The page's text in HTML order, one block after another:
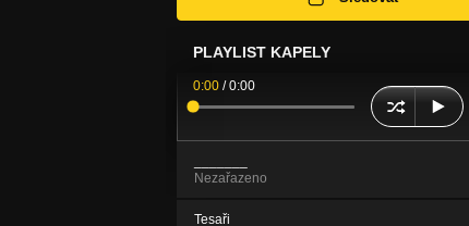
PLAYLIST KAPELY
0:00 /0:00
Nezařazeno
Tesaři